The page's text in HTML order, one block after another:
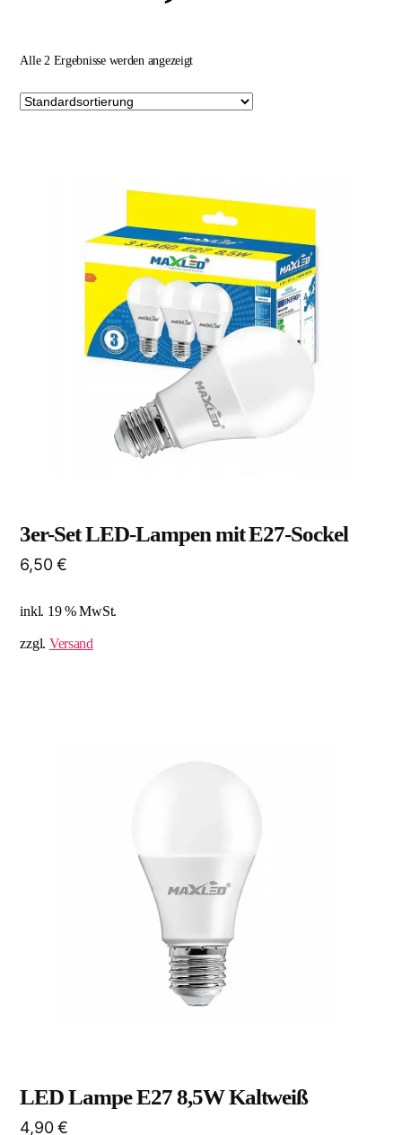
Alle 2 Ergebnisse werden angezeigt
3er-Set LED-Lampen mit E27-Sockel
6,50€
inkl. 19 % MwSt.
zzgl. Versand
LED Lampe E27 8,5W Kaltweiß
4,90€